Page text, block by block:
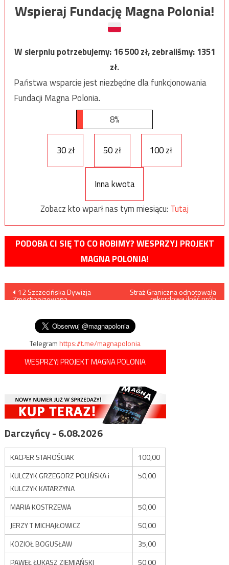
Wspieraj Fundację Magna Polonia!
W sierpniu potrzebujemy:16 500zł, zebraliśmy:1351
zł.
Państwa wsparcie jest niezbędne dla funkcjonowania
Fundacji Magna Polonia.
8%
30 zł 50 zł 100 zł
Inna kwota
Zobacz kto wparł nas tym miesiącu: Tutaj
PODOBA CI SIĘ TO CO ROBIMY? WESPRZYJ PROJEKT
MAGNA POLONIA!
Nawigacja
12 Szczecińska Dywizja
Zmechanizowana
Straż Graniczna odnotowała
rekordową ilość prób
Telegramhttps://t.me/magnapolonia
WESPRZYJ PROJEKT MAGNA POLONIA
Darczyńcy - 6.08.2026
KACPER STAROŚCIAK
100,00
KULCZYK GRZEGORZ POLIŃSKA i
KULCZYK KATARZYNA
50,00
MARIA KOSTRZEWA
50,00
JERZY T MICHAJŁOWICZ
50,00
KOZIOŁ BOGUSŁAW
35,00
PAWEŁ ŁUKASZ ZIEMIAŃSKI
50,00